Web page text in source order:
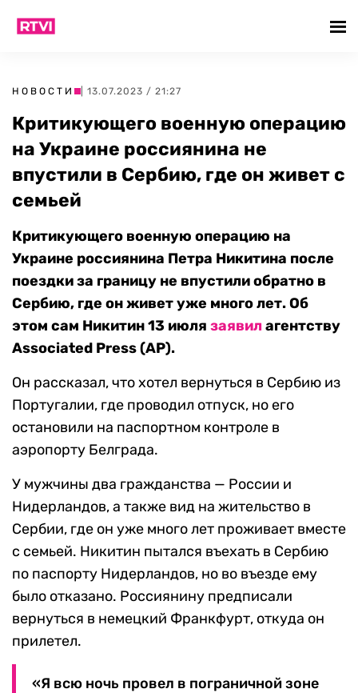
НОВОСТИ | 13.07.2023 / 21:27
Критикующего военную операцию
на Украине россиянина не
впустили в Сербию, где он живет с
семьей
Критикующего военную операцию на
Украине россиянина Петра Никитина после
поездки за границу не впустили обратно в
Сербию, где он живет уже много лет. Об
этом сам Никитин 13 июля заявилагентству
Associated Press (AP).
Он рассказал, что хотел вернуться в Сербию из
Португалии, где проводил отпуск, но его
остановили на паспортном контроле в
аэропорту Белграда.
У мужчины два гражданства — России и
Нидерландов, а также вид на жительство в
Сербии, где он уже много лет проживает вместе
с семьей. Никитин пытался въехать в Сербию
по паспорту Нидерландов, но во въезде ему
было отказано. Россиянину предписали
вернуться в немецкий Франкфурт, откуда он
прилетел.
«Я всю ночь провел в пограничной зоне